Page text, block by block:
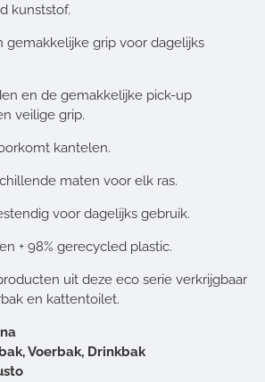
kunststof.
gemakkelijke grip voor dagelijks
en de gemakkelijke pick-up
veilige grip.
kantelen.
maten voor elk ras.
voor dagelijks gebruik.
+ 98% gerecycled plastic.
uit deze eco serie verkrijgbaar
en kattentoilet.
Voerbak, Drinkbak